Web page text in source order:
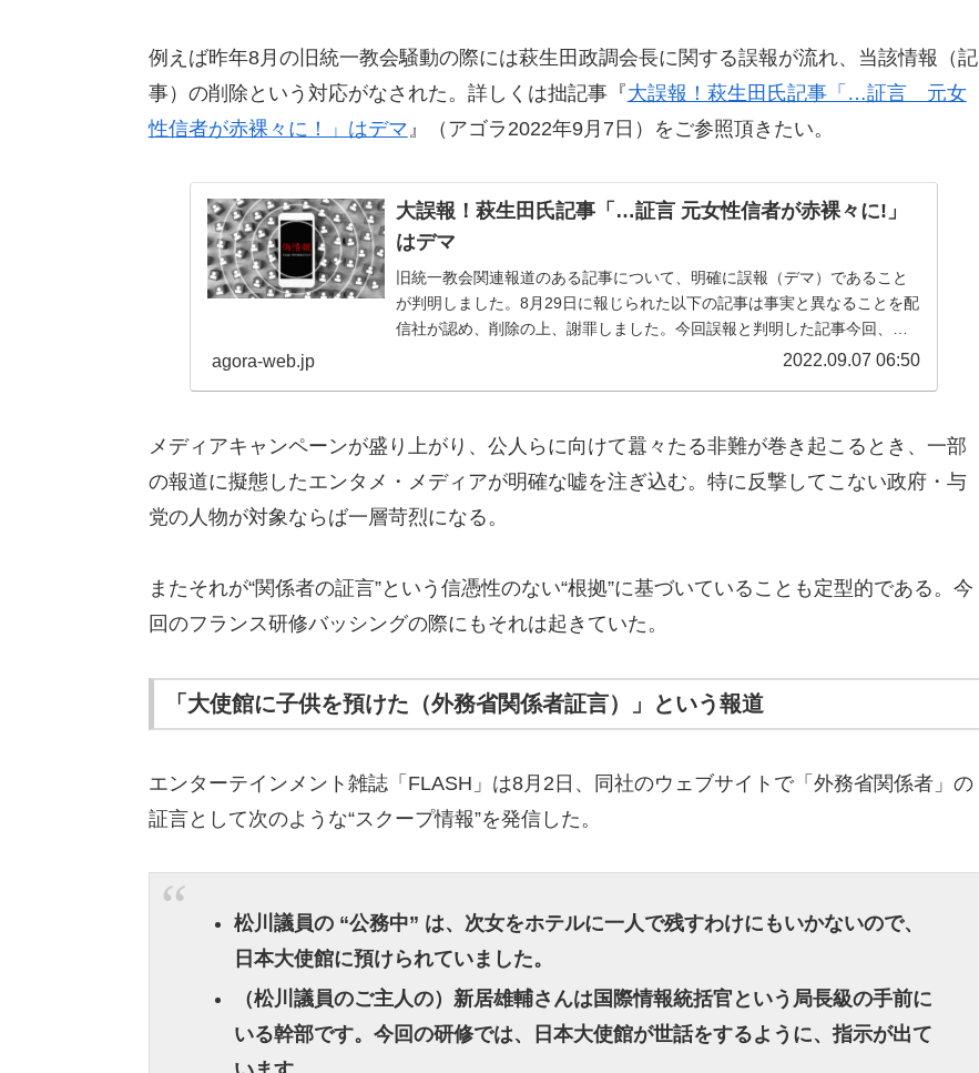
例えば昨年8月の旧統一教会騒動の際には萩生田政調会長に関する誤報が流れ、当該情報（記
事）の削除という対応がなされた。詳しくは拙記事『大誤報！萩生田氏記事「…証言 元女
性信者が赤裸々に！」はデマ 』（アゴラ2022年9月7日）をご参照頂きたい。
大誤報！萩生田氏記事「…証言 元女性信者が赤裸々に!」
はデマ
旧統一教会関連報道のある記事について、明確に誤報（デマ）であること
が判明しました。8月29日に報じられた以下の記事は事実と異なることを配
信社が認め、削除の上、謝罪しました。今回誤報と判明した記事今回、誤
agora-web.jp 2022.09.07 06:50
メディアキャンペーンが盛り上がり、公人らに向けて囂々たる非難が巻き起こるとき、一部
の報道に擬態したエンタメ・メディアが明確な嘘を注ぎ込む。特に反撃してこない政府・与
党の人物が対象ならば一層苛烈になる。
またそれが“関係者の証言”という信憑性のない“根拠”に基づいていることも定型的である。今
回のフランス研修バッシングの際にもそれは起きていた。
「大使館に子供を預けた（外務省関係者証言）」という報道
エンターテインメント雑誌「FLASH」は8月2日、同社のウェブサイトで「外務省関係者」の
証言として次のような“スクープ情報”を発信した。
松川議員の “公務中” は、次女をホテルに一人で残すわけにもいかないので、
日本大使館に預けられていました。
（松川議員のご主人の）新居雄輔さんは国際情報統括官という局長級の手前に
いる幹部です。今回の研修では、日本大使館が世話をするように、指示が出て